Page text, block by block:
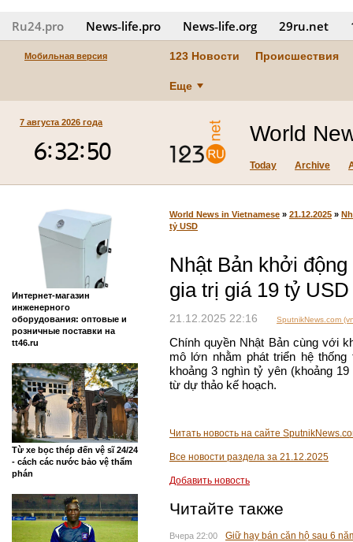
Ru24.pro News‑life.pro News‑life.org 29ru.net
Мобильная версия 123 Новости Происшествия
Еще
7 августа 2026 года World
Today Archive
Интернет-магазин
инженерного
оборудования: оптовые и
розничные поставки на
tt46.ru
Từ xe bọc thép đến vệ sĩ 24/24
- cách các nước bảo vệ thẩm
phán
World News in Vietnamese » 21.12.2025 »
tỷ USD
Nhật Bản khởi
gia trị giá 19 tỷ USD
21.12.2025 22:16 SputnikNews.com
Chính quyền Nhật Bản cùng với
mô lớn nhằm phát triển hệ
khoảng 3 nghìn tỷ yên (khoảng
từ dự thảo kế hoạch.
Читать новость на сайте
Все новости раздела за 21.12.2025
Добавить новость
Читайте также
Вчера 22:00 Giữ hay bán căn hộ sau 6